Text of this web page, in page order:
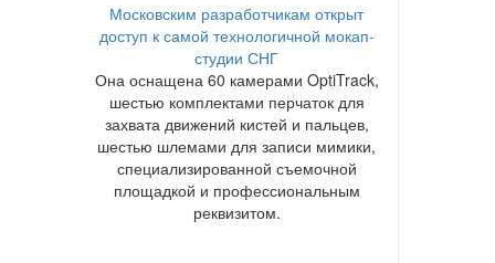
Московским разработчикам открыт
доступ к самой технологичной мокап-
студии СНГ
Она оснащена 60 камерами OptiTrack,
шестью комплектами перчаток для
захвата движений кистей и пальцев,
шестью шлемами для записи мимики,
специализированной съемочной
площадкой и профессиональным
реквизитом.